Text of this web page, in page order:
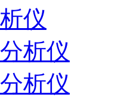
仪
析仪
析仪